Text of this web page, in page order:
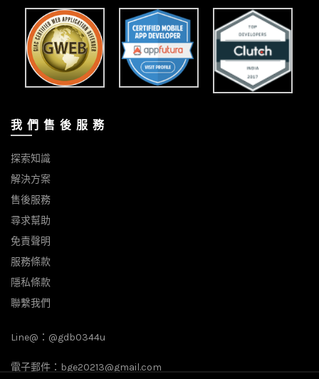
我 們 售 後 服 務
探索知識
解決方案
售後服務
尋求幫助
免責聲明
服務條款
隱私條款
聯繫我們
Line@： @gdb0344u
電子郵件： bge20213@gmail.com